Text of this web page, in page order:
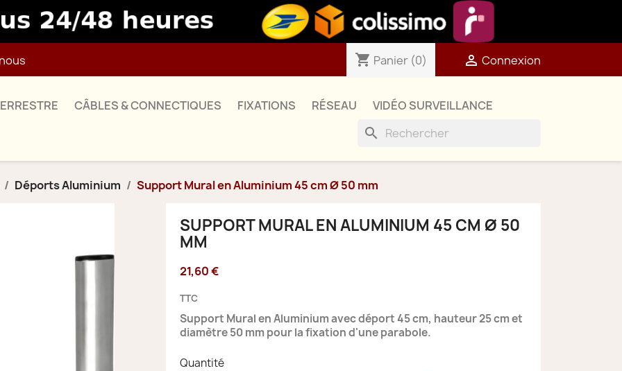
shopping_cart Panier (0)  Connexion
CÂBLES & CONNECTIQUES FIXATIONS RÉSEAU VIDÉO SURVEILLANCE
search
Déports Aluminium Support Mural en Aluminium 45 cm Ø 50 mm
SUPPORT MURAL EN ALUMINIUM 45 CM Ø 50
MM
21,60 €
TTC
Support Mural en Aluminium avec déport 45 cm, hauteur 25 cm et
diamètre 50 mm pour la fixation d'une parabole.
Quantité